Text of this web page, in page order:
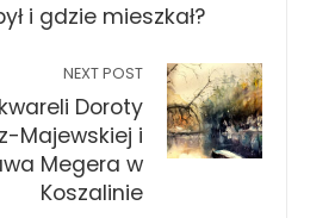
i gdzie mieszkał?
NEXT POST
Doroty
Majewskiej i
Megera w
Koszalinie